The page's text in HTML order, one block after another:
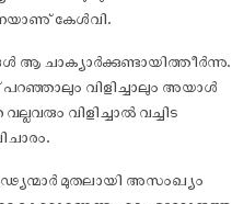
കേൾവി.
ആ ചാക്യാർക്കുണ്ടായിത്തീർന്നു.
വിളിച്ചാലും അയാൾ
വിളിച്ചാൽ വച്ചിട
മുതലായി അസംഖ്യം